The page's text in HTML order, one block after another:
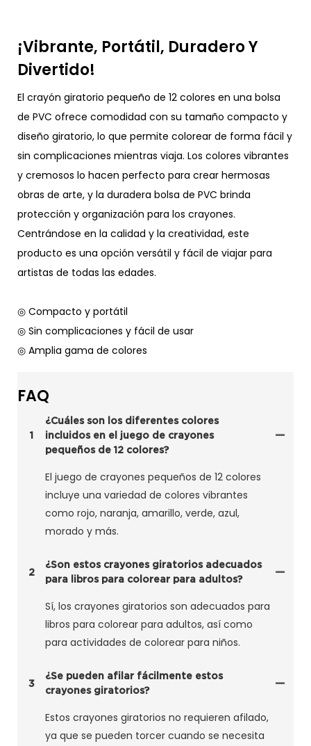
¡Vibrante, Portátil, Duradero Y
Divertido!
El crayón giratorio pequeño de 12 colores en una bolsa
de PVC ofrece comodidad con su tamaño compacto y
diseño giratorio, lo que permite colorear de forma fácil y
sin complicaciones mientras viaja. Los colores vibrantes
y cremosos lo hacen perfecto para crear hermosas
obras de arte, y la duradera bolsa de PVC brinda
protección y organización para los crayones.
Centrándose en la calidad y la creatividad, este
producto es una opción versátil y fácil de viajar para
artistas de todas las edades.
◎ Compacto y portátil
◎ Sin complicaciones y fácil de usar
◎ Amplia gama de colores
FAQ
1
¿Cuáles son los diferentes colores
incluidos en el juego de crayones
pequeños de 12 colores?
El juego de crayones pequeños de 12 colores
incluye una variedad de colores vibrantes
como rojo, naranja, amarillo, verde, azul,
morado y más.
2
¿Son estos crayones giratorios adecuados
para libros para colorear para adultos?
Sí, los crayones giratorios son adecuados para
libros para colorear para adultos, así como
para actividades de colorear para niños.
3
¿Se pueden afilar fácilmente estos
crayones giratorios?
Estos crayones giratorios no requieren afilado,
ya que se pueden torcer cuando se necesita